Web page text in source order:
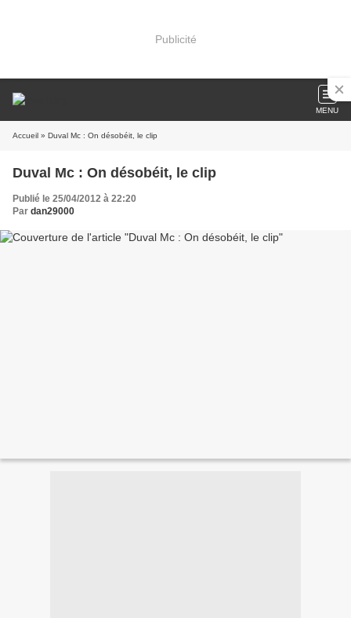
Publicité
MENU
Accueil » Duval Mc : On désobéit, le clip
Duval Mc : On désobéit, le clip
Publié le 25/04/2012 à 22:20
Par dan29000